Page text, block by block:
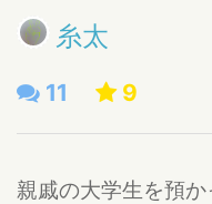
糸太
11 9
親戚の大学生を預